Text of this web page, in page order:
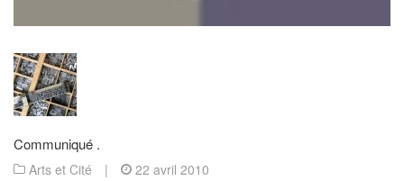
Communiqué .
Arts et Cité | 22 avril 2010